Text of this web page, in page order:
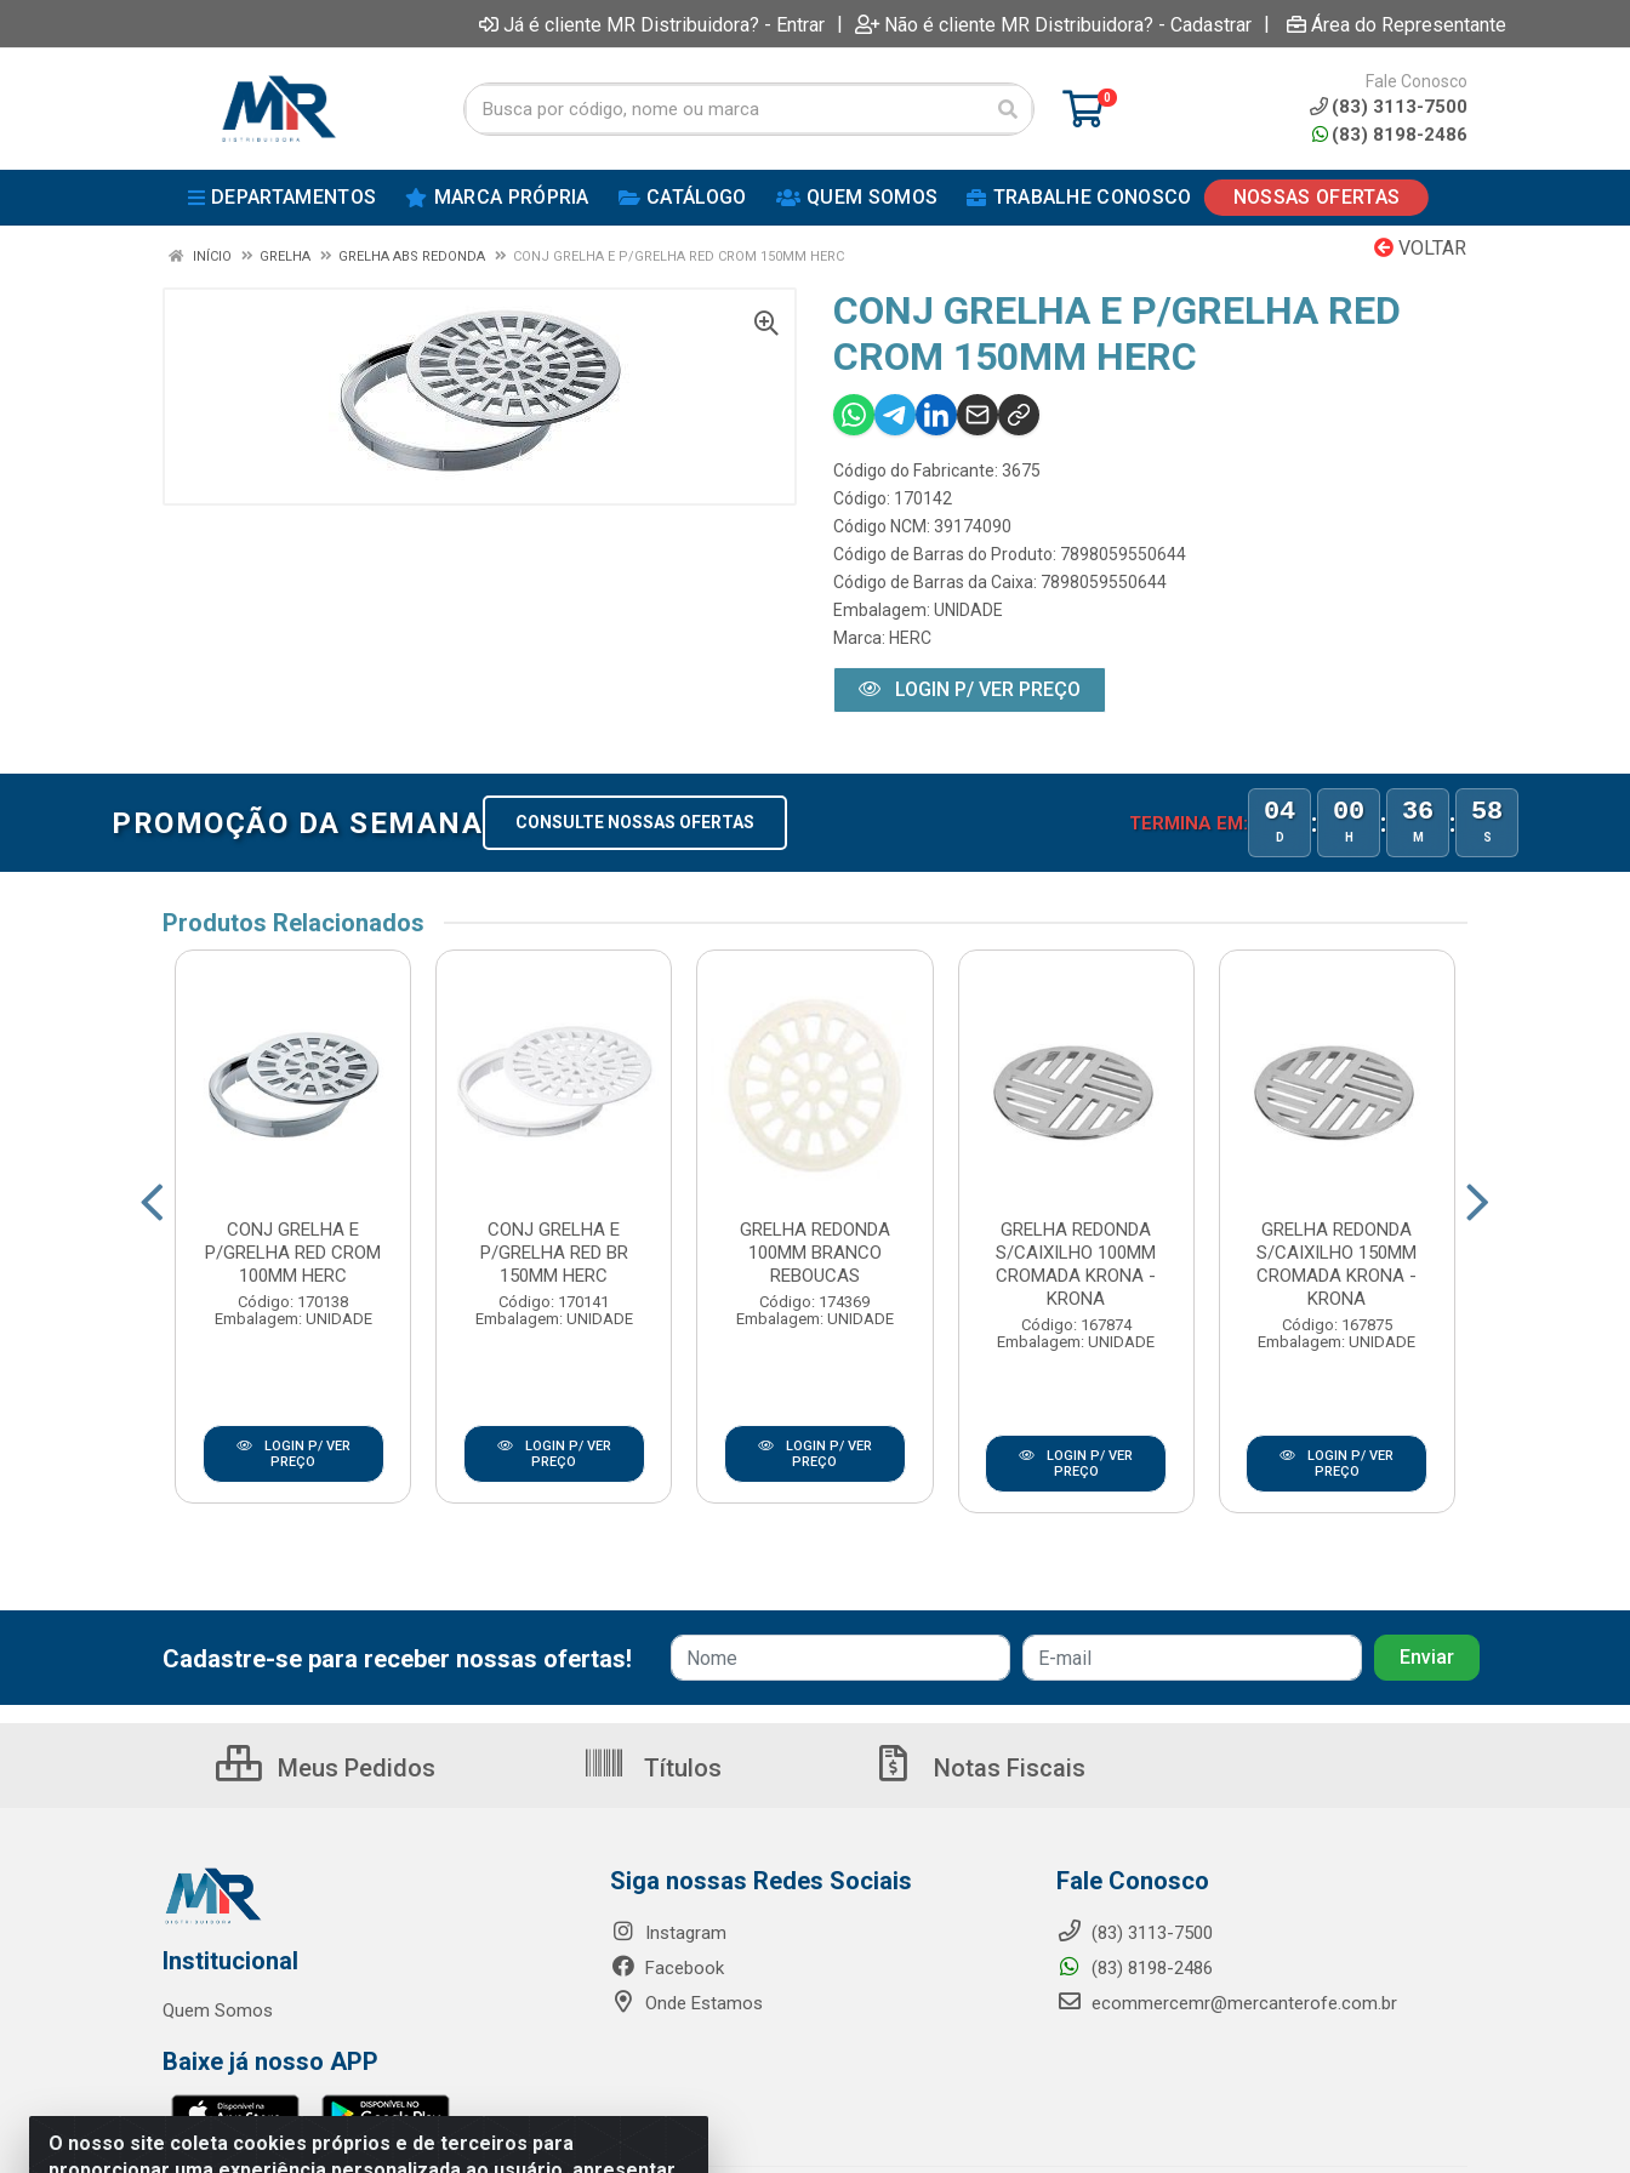
Já é cliente MR Distribuidora? - Entrar | Não é cliente MR Distribuidora? - Cadastrar | Área do Representante
0
Fale Conosco
(83) 3113-7500
(83) 8198-2486
DEPARTAMENTOS MARCA PRÓPRIA CATÁLOGO QUEM SOMOS TRABALHE CONOSCO NOSSAS OFERTAS
VOLTAR
INÍCIO GRELHA GRELHA ABS REDONDA CONJ GRELHA E P/GRELHA RED CROM 150MM HERC
CONJ GRELHA E P/GRELHA RED
CROM 150MM HERC
Código do Fabricante: 3675
Código: 170142
Código NCM: 39174090
Código de Barras do Produto: 7898059550644
Código de Barras da Caixa: 7898059550644
Embalagem: UNIDADE
Marca: HERC
LOGIN P/ VER PREÇO
PROMOÇÃO DA SEMANA CONSULTE NOSSAS OFERTAS TERMINA EM: 04
D : 00
H : 36
M : 57
S
Produtos Relacionados
CONJ GRELHA E
P/GRELHA RED CROM
100MM HERC
Código: 170138
Embalagem: UNIDADE
LOGIN P/ VER
PREÇO
CONJ GRELHA E
P/GRELHA RED BR
150MM HERC
Código: 170141
Embalagem: UNIDADE
LOGIN P/ VER
PREÇO
GRELHA REDONDA
100MM BRANCO
REBOUCAS
Código: 174369
Embalagem: UNIDADE
LOGIN P/ VER
PREÇO
GRELHA REDONDA
S/CAIXILHO 100MM
CROMADA KRONA -
KRONA
Código: 167874
Embalagem: UNIDADE
LOGIN P/ VER
PREÇO
GRELHA REDONDA
S/CAIXILHO 150MM
CROMADA KRONA -
KRONA
Código: 167875
Embalagem: UNIDADE
LOGIN P/ VER
PREÇO
O nosso site coleta cookies próprios e de terceiros para
Cadastre-se para receber nossas ofertas!
Meus Pedidos Títulos Notas Fiscais
Institucional
Quem Somos
Baixe já nosso APP
Siga nossas Redes Sociais
Instagram
Facebook
Onde Estamos
Fale Conosco
(83) 3113-7500
(83) 8198-2486
ecommercemr@mercanterofe.com.br